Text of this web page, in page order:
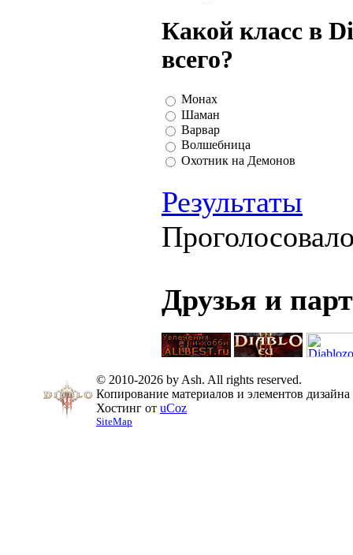
Какой класс в
всего?
Монах
Шаман
Варвар
Волшебница
Охотник на Демонов
Результаты
Друзья и
© 2010-2026 by Ash. All rights reserved.
Копирование материалов и элементов
Хостинг от uCoz
SiteMap